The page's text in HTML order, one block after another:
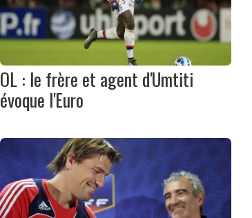
OL : le frère et agent d'Umtiti
évoque l'Euro